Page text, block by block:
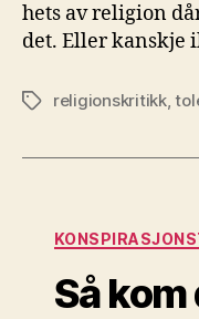
hets av religion
det. Eller kanskje
Stikkordreligionskritikk,
Så